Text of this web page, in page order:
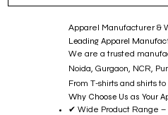
Apparel Manufacturer &
Leading Apparel
We are a trusted
Noida, Gurgaon, NCR,
From T-shirts and shirts
Why Choose Us as Your
✔ Wide Product Range –